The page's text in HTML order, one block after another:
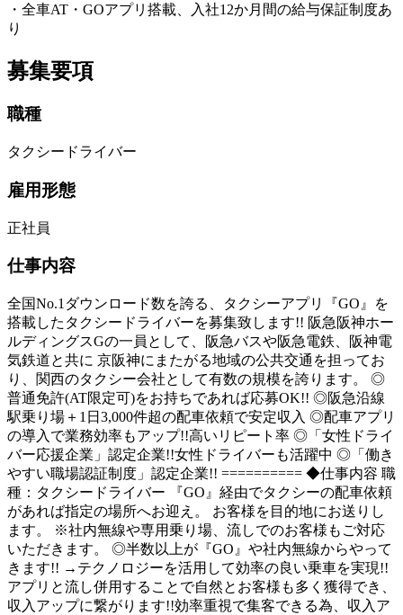
・全車AT・GOアプリ搭載、入社12か月間の給与保証制度あ
り
募集要項
職種
タクシードライバー
雇用形態
正社員
仕事内容
全国No.1ダウンロード数を誇る、タクシーアプリ『GO』を
搭載したタクシードライバーを募集致します!! 阪急阪神ホー
ルディングスGの一員として、阪急バスや阪急電鉄、阪神電
気鉄道と共に 京阪神にまたがる地域の公共交通を担ってお
り、関西のタクシー会社として有数の規模を誇ります。 ◎
普通免許(AT限定可)をお持ちであれば応募OK!! ◎阪急沿線
駅乗り場＋1日3,000件超の配車依頼で安定収入 ◎配車アプリ
の導入で業務効率もアップ!!高いリピート率 ◎「女性ドライ
バー応援企業」認定企業!!女性ドライバーも活躍中 ◎「働き
やすい職場認証制度」認定企業!! ========== ◆仕事内容 職
種：タクシードライバー 『GO』経由でタクシーの配車依頼
があれば指定の場所へお迎え。 お客様を目的地にお送りし
ます。 ※社内無線や専用乗り場、流しでのお客様もご対応
いただきます。 ◎半数以上が『GO』や社内無線からやって
きます!! →テクノロジーを活用して効率の良い乗車を実現!!
アプリと流し併用することで自然とお客様も多く獲得でき、
収入アップに繋がります!!効率重視で集客できる為、収入ア